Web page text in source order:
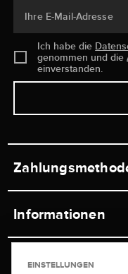
Ihre E-Mail-Adresse
Ich habe die
genommen und die
einverstanden.
Informationen
Service
EINSTELLUNGEN